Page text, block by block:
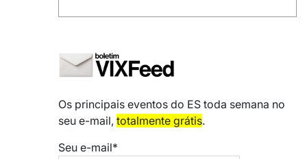
Os principais eventos do ES toda semana no
seu e-mail, totalmente grátis.
Seu e-mail*